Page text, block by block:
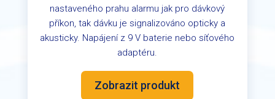
nastaveného prahu alarmu jak pro dávkový
příkon, tak dávku je signalizováno opticky a
akusticky. Napájení z 9 V baterie nebo síťového
adaptéru.
Zobrazit produkt